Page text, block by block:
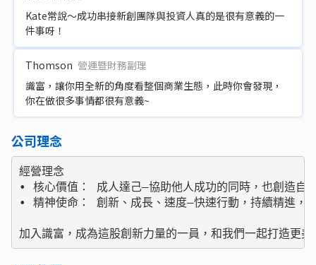
Kate常說～成功串接新創團隊與投資人真的是很有意義的一
件事呀！
Thomson 營運暨財務副理
識富，讓你用全新的角度看整個商業生態，此時你會發現，
你在做很多事情都很有意義~
公司理念
經營理念
• 核心價值： 成人達己—協助他人成功的同時，也創造自
• 精神使命： 創新、成長、速度—快速行動，持續精進，
加入識富，成為這股創新力量的一員，和我們一起打造更美